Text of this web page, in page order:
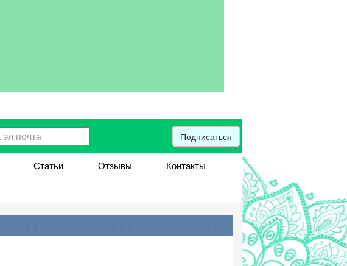
Подписаться
Статьи Отзывы
Контакты